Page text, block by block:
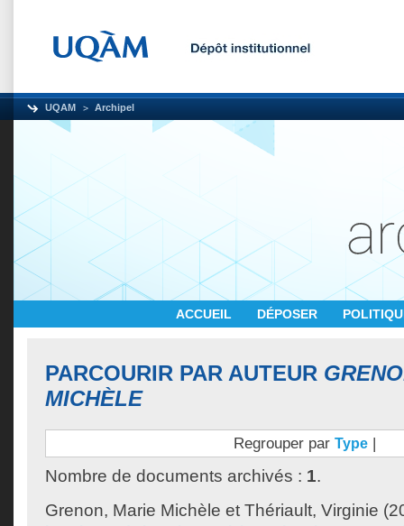
UQAM Archipel
ACCUEIL DÉPOSER
PARCOURIR PAR AUTEUR
MICHÈLE
Regrouper par Type |
Nombre de documents archivés : 1.
Grenon, Marie Michèle et Thériault, Virginie